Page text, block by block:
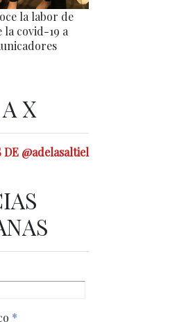
la labor de
covid-19 a
X
@adelasaltiel
*